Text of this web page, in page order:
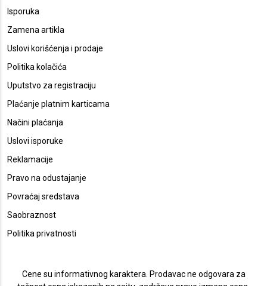
Isporuka
Zamena artikla
Uslovi korišćenja i prodaje
Politika kolačića
Uputstvo za registraciju
Plaćanje platnim karticama
Načini plaćanja
Uslovi isporuke
Reklamacije
Pravo na odustajanje
Povraćaj sredstava
Saobraznost
Politika privatnosti
Cene su informativnog karaktera. Prodavac ne odgovara za